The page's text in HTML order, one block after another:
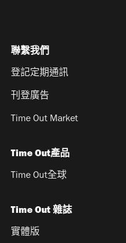
聯繫我們
登記定期通訊
刊登廣告
Time Out Market
Time Out產品
Time Out全球
Time Out 雜誌
實體版